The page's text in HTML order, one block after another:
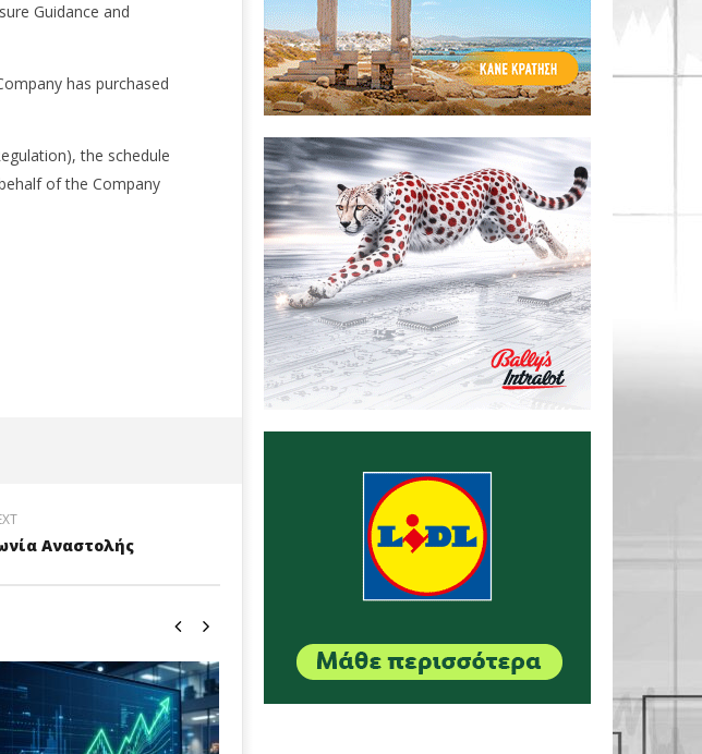
Guidance and
has purchased
the schedule
of the Company
Αναστολής